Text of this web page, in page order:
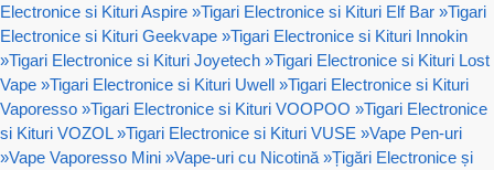
Electronice si Kituri Aspire »Tigari Electronice si Kituri Elf Bar »Tigari
Electronice si Kituri Geekvape »Tigari Electronice si Kituri Innokin
»Tigari Electronice si Kituri Joyetech »Tigari Electronice si Kituri Lost
Vape »Tigari Electronice si Kituri Uwell »Tigari Electronice si Kituri
Vaporesso »Tigari Electronice si Kituri VOOPOO »Tigari Electronice
si Kituri VOZOL »Tigari Electronice si Kituri VUSE »Vape Pen-uri
»Vape Vaporesso Mini »Vape-uri cu Nicotină »Țigări Electronice și